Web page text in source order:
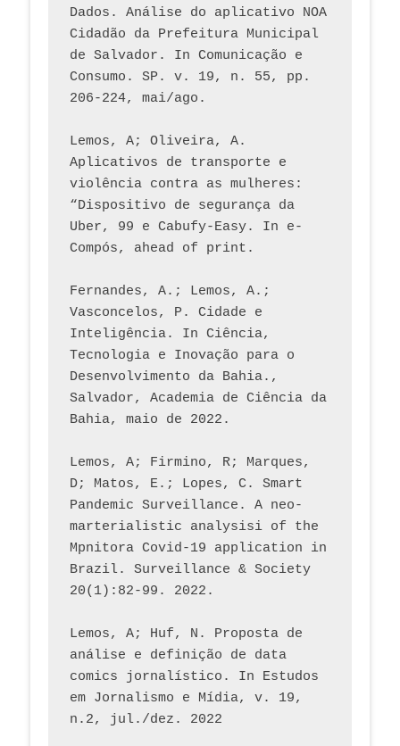
Dados. Análise do aplicativo NOA
Cidadão da Prefeitura Municipal
de Salvador. In Comunicação e
Consumo. SP. v. 19, n. 55, pp.
206-224, mai/ago.
Lemos, A; Oliveira, A.
Aplicativos de transporte e
violência contra as mulheres:
“Dispositivo de segurança da
Uber, 99 e Cabufy-Easy. In e-
Compós, ahead of print.
Fernandes, A.; Lemos, A.;
Vasconcelos, P. Cidade e
Inteligência. In Ciência,
Tecnologia e Inovação para o
Desenvolvimento da Bahia.,
Salvador, Academia de Ciência da
Bahia, maio de 2022.
Lemos, A; Firmino, R; Marques,
D; Matos, E.; Lopes, C. Smart
Pandemic Surveillance. A neo-
marterialistic analysisi of the
Mpnitora Covid-19 application in
Brazil. Surveillance & Society
20(1):82-99. 2022.
Lemos, A; Huf, N. Proposta de
análise e definição de data
comics jornalístico. In Estudos
em Jornalismo e Mídia, v. 19,
n.2, jul./dez. 2022